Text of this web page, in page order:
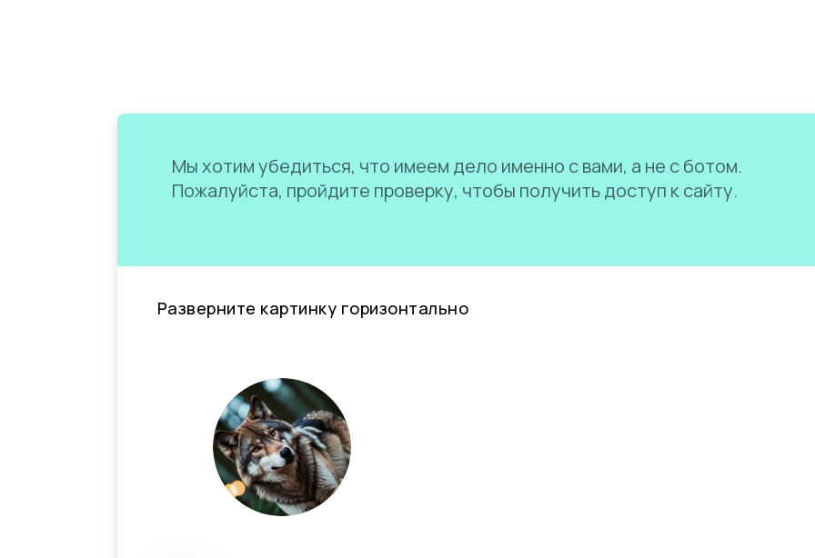
Мы хотим убедиться, что имеем дело именно с вами, а не с ботом.
Пожалуйста, пройдите проверку, чтобы получить доступ к сайту.
Разверните картинку горизонтально